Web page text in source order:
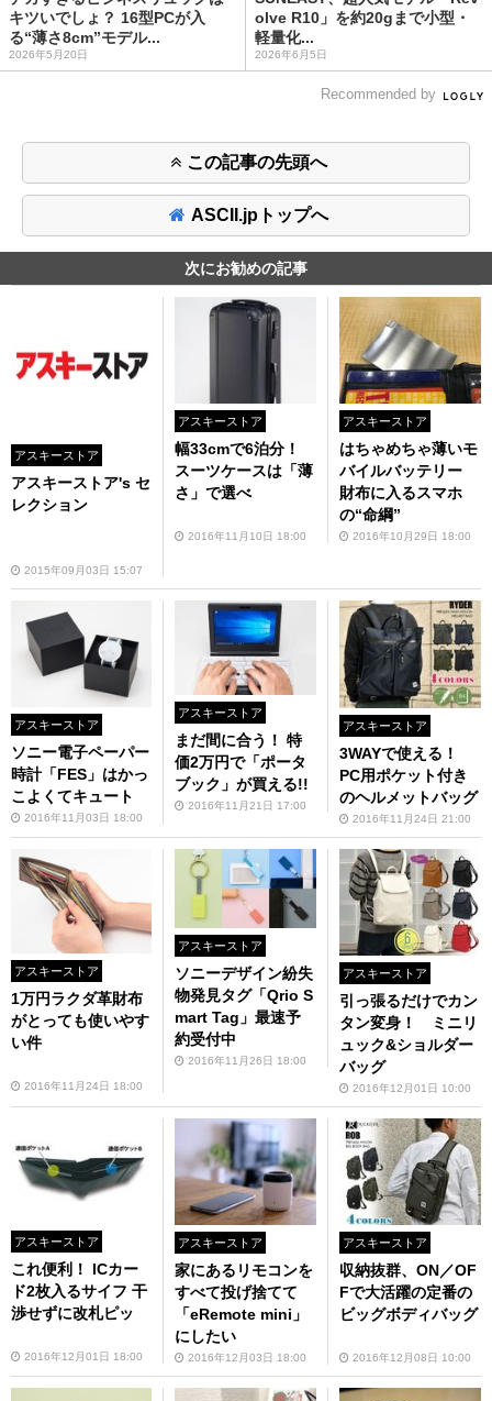
キツいでしょ？ 16型PCが入
る“薄さ8cm”モデル...
2026年5月20日
olve R10」を約20gまで小型・
軽量化...
2026年6月5日
Recommended by
この記事の先頭へ
ASCII.jpトップへ
次にお勧めの記事
アスキーストア
アスキーストア's セ
レクション
2015年09月03日 15:07
アスキーストア
幅33cmで6泊分！
スーツケースは「薄
さ」で選べ
2016年11月10日 18:00
アスキーストア
はちゃめちゃ薄いモ
バイルバッテリー
財布に入るスマホ
の“命綱”
2016年10月29日 18:00
アスキーストア
ソニー電子ペーパー
時計「FES」はかっ
こよくてキュート
2016年11月03日 18:00
アスキーストア
まだ間に合う！ 特
価2万円で「ポータ
ブック」が買える!!
2016年11月21日 17:00
アスキーストア
3WAYで使える！
PC用ポケット付き
のヘルメットバッグ
2016年11月24日 21:00
アスキーストア
1万円ラクダ革財布
がとっても使いやす
い件
2016年11月24日 18:00
アスキーストア
ソニーデザイン紛失
物発見タグ「Qrio S
mart Tag」最速予
約受付中
2016年11月26日 18:00
アスキーストア
引っ張るだけでカン
タン変身！ ミニリ
ュック&ショルダー
バッグ
2016年12月01日 10:00
アスキーストア
これ便利！ ICカー
ド2枚入るサイフ 干
渉せずに改札ピッ
2016年12月01日 18:00
アスキーストア
家にあるリモコンを
すべて投げ捨てて
「eRemote mini」
にしたい
2016年12月03日 18:00
アスキーストア
収納抜群、ON／OF
Fで大活躍の定番の
ビッグボディバッグ
2016年12月08日 10:00